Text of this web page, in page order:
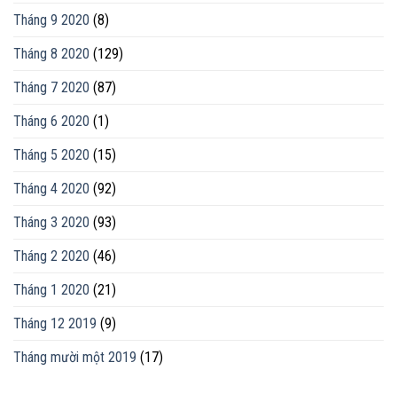
Tháng 9 2020 (8)
Tháng 8 2020 (129)
Tháng 7 2020 (87)
Tháng 6 2020 (1)
Tháng 5 2020 (15)
Tháng 4 2020 (92)
Tháng 3 2020 (93)
Tháng 2 2020 (46)
Tháng 1 2020 (21)
Tháng 12 2019 (9)
Tháng mười một 2019 (17)